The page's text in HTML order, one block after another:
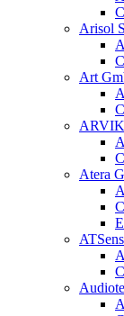
Arisol
Art
Atera